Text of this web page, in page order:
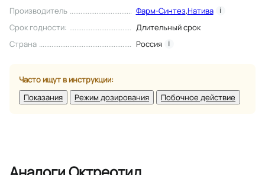
Производитель
Фарм-Синтез,Натива i
Срок годности:
Длительный срок
Страна
Россия i
Часто ищут в инструкции:
Показания
Режим дозирования Побочное действие